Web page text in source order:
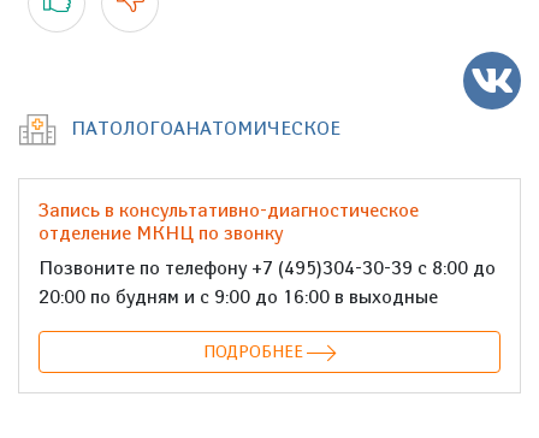
ПАТОЛОГОАНАТОМИЧЕСКОЕ
Запись в консультативно-диагностическое
отделение МКНЦ по звонку
Позвоните по телефону +7 (495)304-30-39 с 8:00 до
20:00 по будням и с 9:00 до 16:00 в выходные
ПОДРОБНЕЕ